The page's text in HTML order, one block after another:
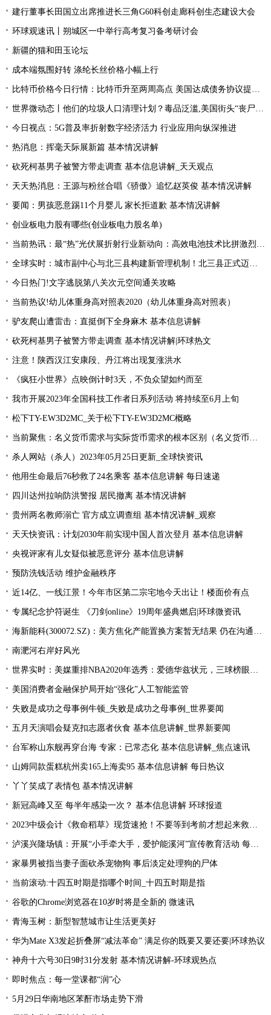
建行董事长田国立出席推进长三角G60科创走廊科创生态建设大会
环球观速讯丨朔城区一中举行高考复习备考研讨会
新疆的猫和田玉论坛
成本端氛围好转 涤纶长丝价格小幅上行
比特币价格今日行情：比特币升至两周高点 美国达成债务协议提振风险偏好
世界微动态丨他们的垃圾人口清理计划？毒品泛滥,美国街头“丧尸”遍地 白宫:新兴威胁
今日视点：5G普及率折射数字经济活力 行业应用向纵深推进
热消息：挥毫天际展新篇 基本情况讲解
砍死柯基男子被警方带走调查 基本信息讲解_天天观点
天天热消息：王源与粉丝合唱《骄傲》追忆赵英俊 基本情况讲解
要闻：男孩恶意踢11个月婴儿 家长拒道歉 基本情况讲解
创业板电力股有哪些(创业板电力股名单)
当前热讯：最“热”光伏展折射行业新动向：高效电池技术比拼激烈 光伏厂商掘金第二赛道
全球实时：城市副中心与北三县构建新管理机制！北三县正式迈入“北京管理”时代！
今日热门!文字逃脱第八关次元空间通关攻略
当前热议!幼儿体重身高对照表2020（幼儿体重身高对照表）
驴友爬山遭雷击：直挺倒下全身麻木 基本信息讲解
砍死柯基男子被警方带走调查 基本情况讲解|环球热文
注意！陕西汉江安康段、丹江将出现复涨洪水
《疯狂小世界》点映倒计时3天，不负众望如约而至
我市开展2023年全国科技工作者日系列活动 将持续至6月上旬
松下TY-EW3D2MC_关于松下TY-EW3D2MC概略
当前聚焦：名义货币需求与实际货币需求的根本区别（名义货币需求与实际货币需求）
杀人网站（杀人）2023年05月25日更新_全球快资讯
他用生命最后76秒救了24名乘客 基本信息讲解 每日速递
四川达州拉响防洪警报 居民撤离 基本情况讲解
贵州两名教师溺亡 官方成立调查组 基本情况讲解_观察
天天快资讯：计划2030年前实现中国人首次登月 基本信息讲解
央视评家有儿女疑似被恶意评分 基本信息讲解
预防洗钱活动 维护金融秩序
近14亿、一线江景！今年市区第二宗宅地今天出让！楼面价有点
专属纪念护符诞生 《刀剑online》19周年盛典燃启|环球微资讯
海新能科(300072.SZ)：美方焦化产能置换方案暂无结果 仍在沟通过程中|环球观点
南淝河右岸好风光
世界实时：美媒重排NBA2020年选秀：爱德华兹状元，三球榜眼，哈里伯顿探花
美国消费者金融保护局开始“强化”人工智能监管
失败是成功之母事例牛顿_失败是成功之母事例_世界要闻
五月天演唱会疑克扣志愿者伙食 基本信息讲解_世界新要闻
台军称山东舰再穿台海 专家：已常态化 基本信息讲解_焦点速讯
山姆同款蛋糕杭州卖165上海卖95 基本信息讲解 每日热议
丫丫笑成了表情包 基本情况讲解
新冠高峰又至 每半年感染一次？ 基本信息讲解 环球报道
2023中级会计《救命稻草》现货速抢！不要等到考前才想起来救命稻草！
泸溪兴隆场镇：开展“小手牵大手，爱护能溪河”宣传教育活动 每日速读
家暴男被指当妻子面砍杀宠物狗 事后淡定处理狗的尸体
当前滚动:十四五时期是指哪个时间_十四五时期是指
谷歌的Chrome浏览器在10岁时将是全新的 微速讯
青海玉树：新型智慧城市让生活更美好
华为Mate X3发起折叠屏“减法革命” 满足你的既要又要还要|环球热议
神舟十六号30日9时31分发射 基本情况讲解-环球观热点
即时焦点：每一堂课都“润”心
5月29日华南地区苯酐市场走势下滑